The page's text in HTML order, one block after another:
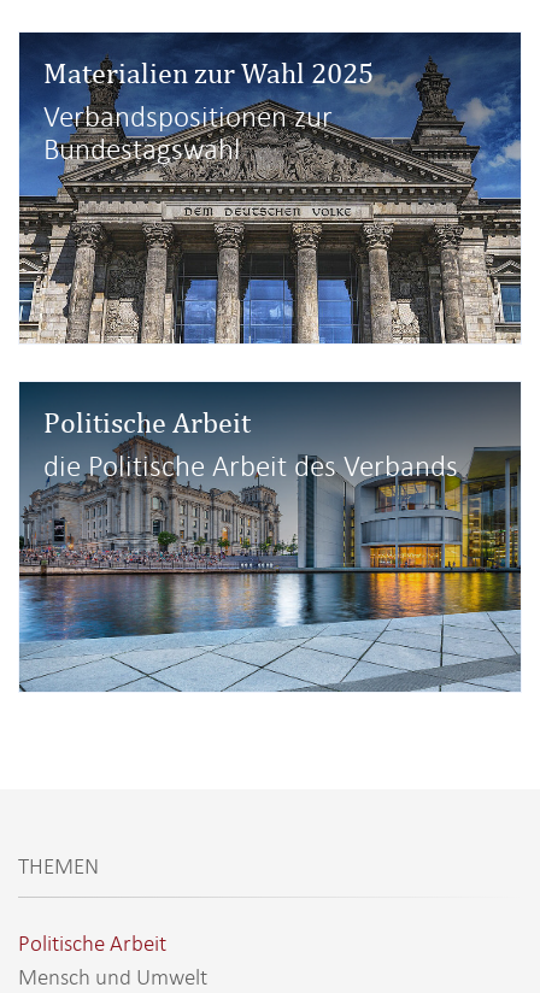
Materialien zur Wahl 2025
Verbandspositionen zur
Bundestagswahl
Politische Arbeit
die Politische Arbeit des Verbands
THEMEN
Politische Arbeit
Mensch und Umwelt